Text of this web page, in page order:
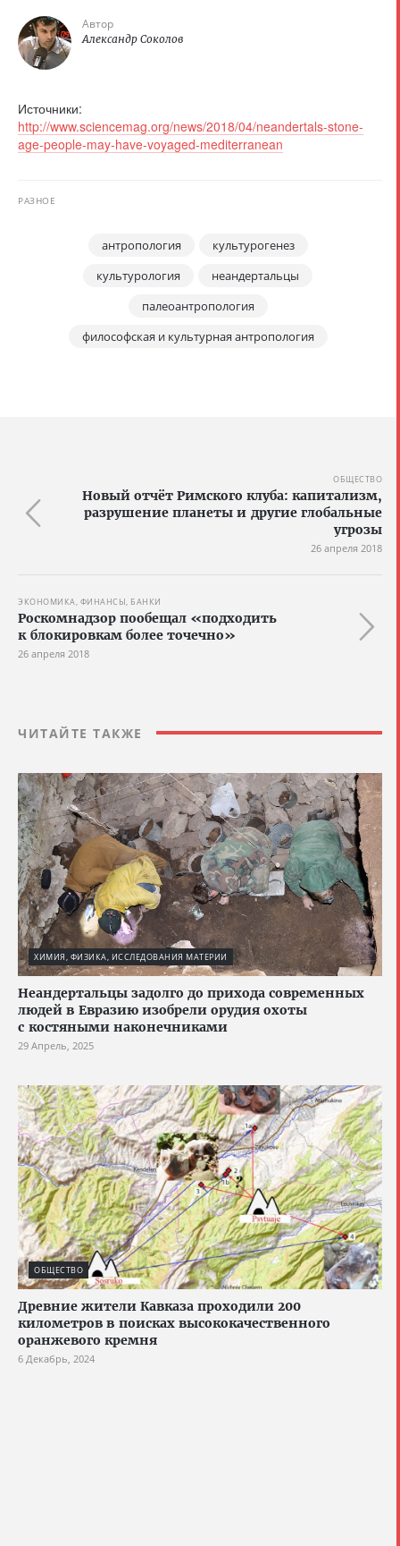
Автор
Александр Соколов
Источники:
http://www.sciencemag.org/news/2018/04/neandertals-stone-
age-people-may-have-voyaged-mediterranean
РАЗНОЕ
антропология
культурогенез
культурология
неандертальцы
палеоантропология
философская и культурная антропология
ОБЩЕСТВО
Новый отчёт Римского клуба: капитализм,
разрушение планеты и другие глобальные
угрозы
26 апреля 2018
ЭКОНОМИКА, ФИНАНСЫ, БАНКИ
Роскомнадзор пообещал «подходить
к блокировкам более точечно»
26 апреля 2018
ЧИТАЙТЕ ТАКЖЕ
ХИМИЯ, ФИЗИКА, ИССЛЕДОВАНИЯ МАТЕРИИ
Неандертальцы задолго до прихода современных
людей в Евразию изобрели орудия охоты
с костяными наконечниками
29 Апрель, 2025
ОБЩЕСТВО
Древние жители Кавказа проходили 200
километров в поисках высококачественного
оранжевого кремня
6 Декабрь, 2024